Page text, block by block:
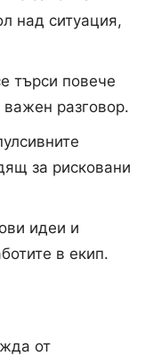
над ситуация,
търси повече
важен разговор.
за рисковани
идеи и
в екип.
от